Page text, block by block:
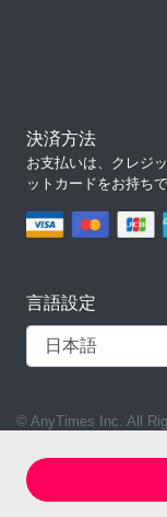
決済方法
お支払いは、クレジ
ットカードをお持ち
言語設定
© AnyTimes Inc. All